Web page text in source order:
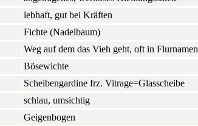
lebhaft, gut bei Kräften
Fichte (Nadelbaum)
Weg auf dem das Vieh geht, oft in Flurnamen
Bösewichte
Scheibengardine frz. Vitrage=Glasscheibe
schlau, umsichtig
Geigenbogen